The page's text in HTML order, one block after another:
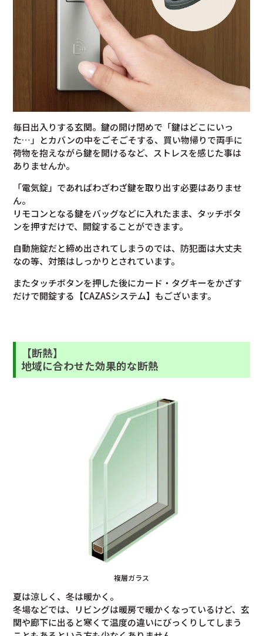
毎日出入りする玄関。鍵の開け閉めで「鍵はどこにいっ
た…」とカバンの中をごそごそする、買い物帰りで両手に
荷物を抱えながら鍵を開けるなど、ストレスを感じた事は
ありませんか。
「電気錠」であればわざわざ鍵を取り出す必要はありませ
ん。
リモコンとなる鍵をバッグなどに入れたまま、タッチボタ
ンを押すだけで、開錠することができます。
自動施錠だと締め出されてしまうのでは、防犯面は大丈夫
なの等、対策はしっかりとされています。
またタッチボタンを押した後にカード・タグキーをかざす
だけで開錠する【CAZASシステム】もございます。
【断熱】
地域に合わせた効果的な断熱
複層ガラス
夏は涼しく、冬は暖かく。
冬場などでは、リビングは暖房で暖かくなっているけど、玄
関や廊下に出ると寒くて温度の違いにびっくりしてしまう